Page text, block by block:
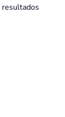
resultados